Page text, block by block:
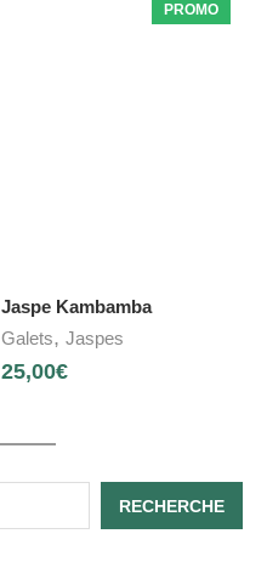
PROMO
Jaspe Kambamba
Galets, Jaspes
25,00€
RECHERCHE